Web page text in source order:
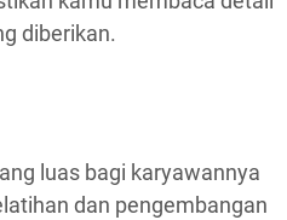
diberikan.
luas bagi karyawannya
dan pengembangan